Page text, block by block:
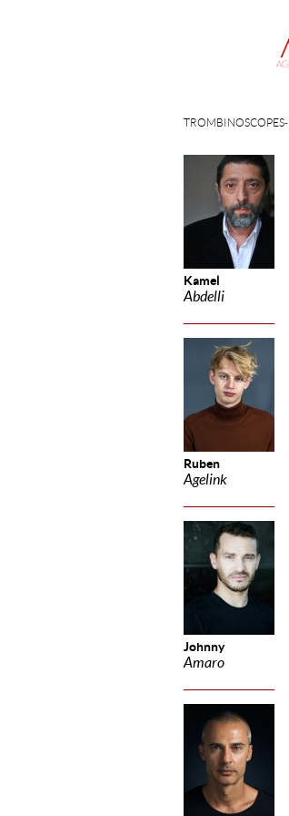
Kamel
Abdelli
Ruben
Agelink
Johnny
Amaro
TROMBINOSCOPES